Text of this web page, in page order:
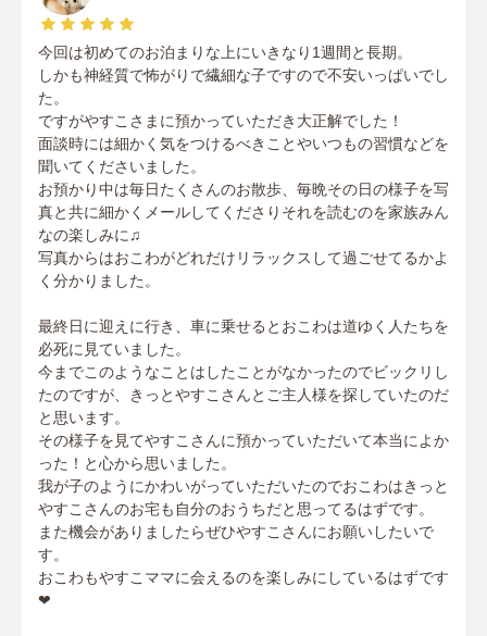
今回は初めてのお泊まりな上にいきなり1週間と長期。
しかも神経質で怖がりで繊細な子ですので不安いっぱいでし
た。
ですがやすこさまに預かっていただき大正解でした！
面談時には細かく気をつけるべきことやいつもの習慣などを
聞いてくださいました。
お預かり中は毎日たくさんのお散歩、毎晩その日の様子を写
真と共に細かくメールしてくださりそれを読むのを家族みん
なの楽しみに♫
写真からはおこわがどれだけリラックスして過ごせてるかよ
く分かりました。
最終日に迎えに行き、車に乗せるとおこわは道ゆく人たちを
必死に見ていました。
今までこのようなことはしたことがなかったのでビックリし
たのですが、きっとやすこさんとご主人様を探していたのだ
と思います。
その様子を見てやすこさんに預かっていただいて本当によか
った！と心から思いました。
我が子のようにかわいがっていただいたのでおこわはきっと
やすこさんのお宅も自分のおうちだと思ってるはずです。
また機会がありましたらぜひやすこさんにお願いしたいで
す。
おこわもやすこママに会えるのを楽しみにしているはずです
❤︎